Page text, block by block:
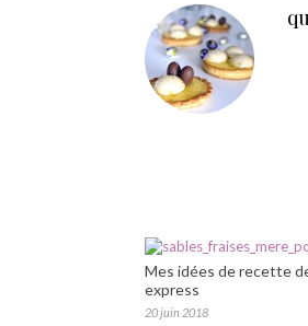
Mes idées de recette
express
20 juin 2018